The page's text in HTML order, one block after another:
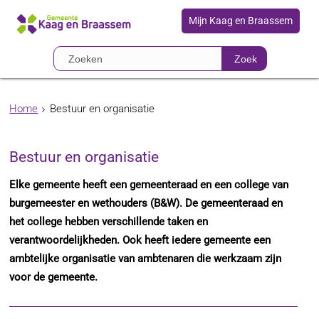
Mijn Kaag en Braassem
Zoek
Home Bestuur en organisatie
Bestuur en organisatie
Elke gemeente heeft een gemeenteraad en een college van
burgemeester en wethouders (B&W). De gemeenteraad en
het college hebben verschillende taken en
verantwoordelijkheden. Ook heeft iedere gemeente een
ambtelijke organisatie van ambtenaren die werkzaam zijn
voor de gemeente.